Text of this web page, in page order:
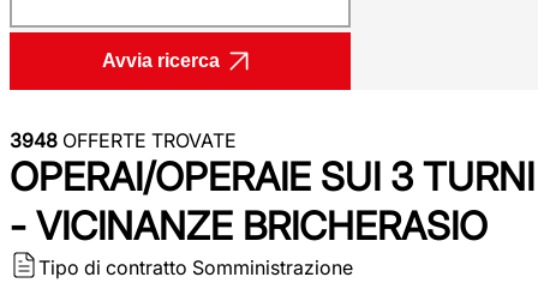
Avvia ricerca
3948 OFFERTE TROVATE
OPERAI/OPERAIE SUI 3 TURNI
- VICINANZE BRICHERASIO
Tipo di contratto Somministrazione